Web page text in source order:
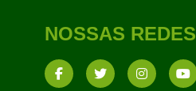
NOSSAS REDES